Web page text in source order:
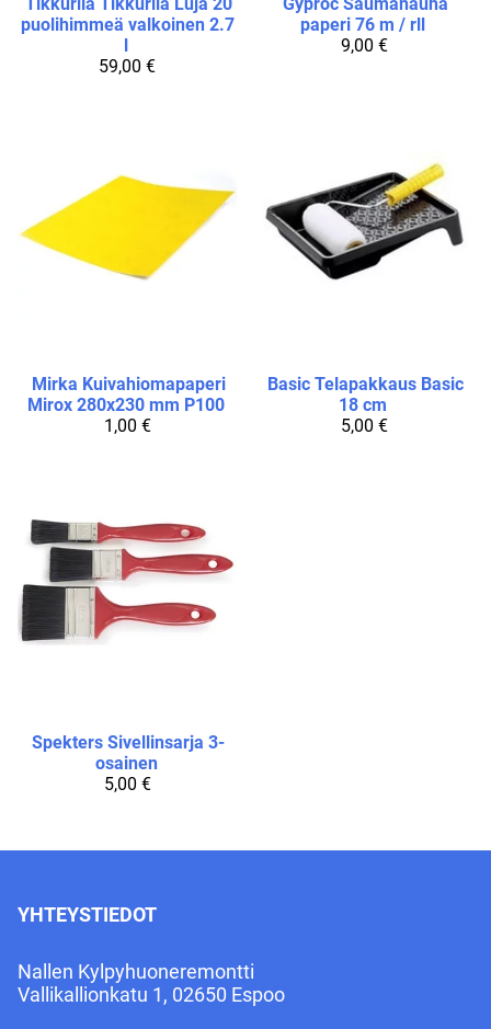
puolihimmeä valkoinen 2.7
59,00 €
paperi 76 m / rll
9,00 €
Mirka Kuivahiomapaperi
Mirox 280x230 mm P100
1,00 €
Basic Telapakkaus Basic
18 cm
5,00 €
Spekters Sivellinsarja 3-
osainen
5,00 €
YHTEYSTIEDOT
Nallen Kylpyhuoneremontti
Vallikallionkatu 1, 02650 Espoo